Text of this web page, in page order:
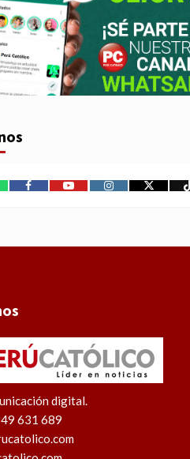
FacebookYoutubeInstagram
X
digital.
631 689